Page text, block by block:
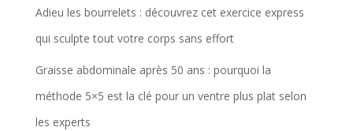
Adieu les bourrelets : découvrez cet exercice express
qui sculpte tout votre corps sans effort
Graisse abdominale après 50 ans : pourquoi la
méthode 5×5 est la clé pour un ventre plus plat selon
les experts